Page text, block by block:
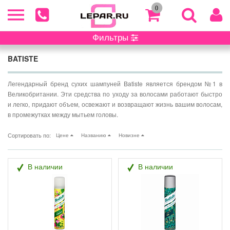
0
Фильтры
BATISTE
Легендарный бренд сухих шампуней Batiste является брендом №1 в
Великобритании. Эти средства по уходу за волосами работают быстро
и легко, придают объем, освежают и возвращают жизнь вашим волосам,
в промежутках между мытьем головы.
Сортировать по: Цене Названию Новизне
В наличии В наличии